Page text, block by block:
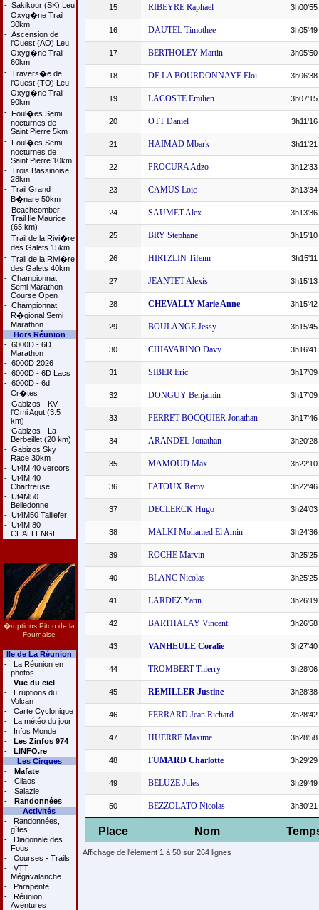
- Sakikour (SK) Leu
Oxyg�ne Trail
30km
- Ascension de
l'Ouest (AO) Leu
Oxyg�ne Trail
60km
- Travers�e de
l'Ouest (TO) Leu
Oxyg�ne Trail
90km
- Foul�es Semi
nocturnes de
Saint Pierre 5km
- Foul�es Semi
nocturnes de
Saint Pierre 10km
- Trois Bassinoise
28km
- Trail Grand
B�nare 50km
- Beachcomber
Trail Ile Maurice
(65 km)
- Trail de la Rivi�re
des Galets 15km
- Trail de la Rivi�re
des Galets 40km
- Championnat
Semi Marathon -
Course Open
- Championnat
R�gional Semi
Marathon
Hors Réunion
- 6000D - 6D
Marathon
- 6000D 2026
- 6000D - 6D Lacs
- 6000D - 6d
Cr�tes
- Gabizos - KV
l'Omi Agut (3.5
km)
- Gabizos - La
Berbeillet (20 km)
- Gabizos Sky
Race 30km
- Ut4M 40 vercors
- Ut4M 40
Chartreuse
- Ut4M50
Belledonne
- Ut4M50 Taillefer
- Ut4M 80
CHALLENGE
�ruptions Piton de la
Fournaise
Ile de La Réunion
-
La Réunion en
photos
-
Vue du ciel
-
Eruptions du
Volcan
-
Carte Cyclonique
-
La météo du jour
-
Infos Monde
-
Les Zinfos 974
-
LINFO.re
Les Cirques
-
Mafate
-
Cilaos
-
Salazie
-
Randonnées
Activités
-
Randonnées,
gîtes
-
Diagonale des
Fous
-
Courses - Trails
-
VTT
Mégavalanche
-
Parapente
-
Réunion
Aventures
Place Nom
15 RIBEYRE Raphael 3h00'55
16 DAUTEL Timothee 3h05'49
17 BERTHOLEY Martin 3h05'50
18 DE LA BOURDONNAYE Eloi 3h06'38
19 LACOSTE Emilien 3h07'15
20 OTT Daniel 3h11'16
21 HAIMAD Mbark 3h11'21
22 PROCURA Adzo 3h12'33
23 CAMUS Loic 3h13'34
24 SAUMET Alex 3h13'36
25 BRY Stephane 3h15'10
26 HIRTZLIN Tifenn 3h15'11
27 JEANTET Alexis 3h15'13
28 CHEVALLY Marie Anne 3h15'42
29 BOULANGE Jessy 3h15'45
30 CHIAVARINO Davy 3h16'41
31 SIBER Eric 3h17'09
32 DONGUY Benjamin 3h17'09
33 PERRET BOCQUIER Jonathan 3h17'46
34 ARANDEL Jonathan 3h20'28
35 MAMOUD Max 3h22'10
36 FATOUX Remy 3h22'46
37 DECLERCK Hugo 3h24'03
38 MALKI Mohamed El Amin 3h24'36
39 ROCHE Marvin 3h25'25
40 BLANC Nicolas 3h25'25
41 LARDEZ Yann 3h26'19
42 BARTHALAY Vincent 3h26'58
43 VANHEULE Coralie 3h27'40
44 TROMBERT Thierry 3h28'06
45 REMILLER Justine 3h28'38
46 FERRARD Jean Richard 3h28'42
47 HUERRE Maxime 3h28'58
48 FUMARD Charlotte 3h29'29
49 BELUZE Jules 3h29'49
50 BEZZOLATO Nicolas 3h30'21
Affichage de l'élement 1 à 50 sur 264 lignes